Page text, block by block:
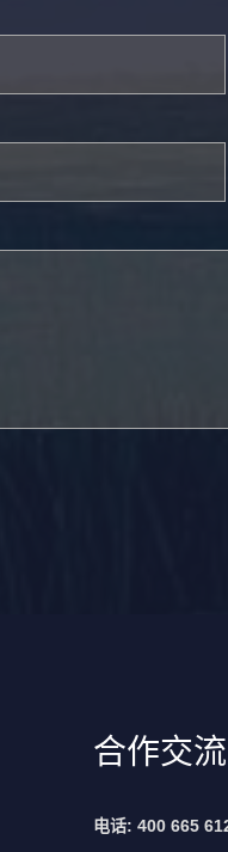
合作交流
电话: 400 665